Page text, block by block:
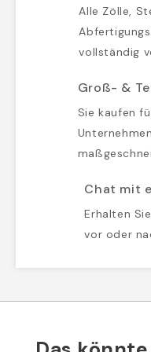
Alle Zölle,
vollständig
Groß- &
Sie kaufen
Chat mit
Erhalten
vor oder